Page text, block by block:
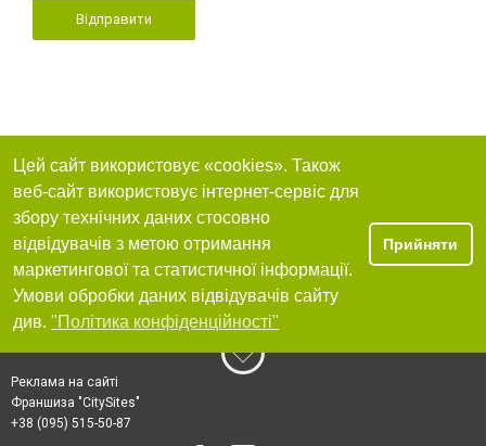
Відправити
Цей сайт використовує «cookies». Також
веб-сайт використовує інтернет-сервіс для
збору технічних даних стосовно
відвідувачів з метою отримання
маркетингової та статистичної інформації.
Умови обробки даних відвідувачів сайту
див. "Політика конфіденційності"
Прийняти
Реклама на сайті
Франшиза "CitySites"
+38 (095) 515-50-87